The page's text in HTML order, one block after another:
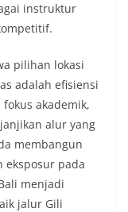
instruktur
pilihan lokasi
adalah efisiensi
akademik,
alur yang
membangun
eksposur pada
menjadi
jalur Gili